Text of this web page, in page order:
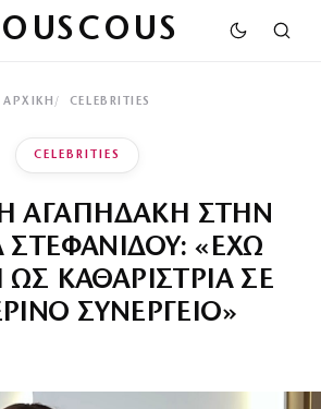
ΑΡΧΙΚΉ CELEBRITIES
CELEBRITIES
ΑΓΑΠΗΔΑΚΗ ΣΤΗΝ
ΣΤΕΦΑΝΙΔΟΥ: «ΕΧΩ
ΩΣ ΚΑΘΑΡΙΣΤΡΙΑ ΣΕ
ΣΥΝΕΡΓΕΙΟ»